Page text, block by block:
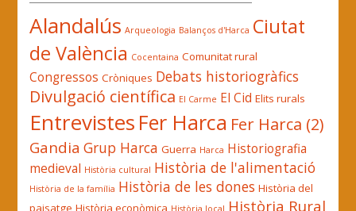
Alandalús Arqueologia Balanços d'Harca Ciutat
de València Cocentaina Comunitat rural
Congressos Cròniques Debats historiogràfics
Divulgació científica El Carme El Cid Elits rurals
Entrevistes Fer Harca Fer Harca (2)
Gandia Grup Harca Guerra Harca Historiografia
medieval Història cultural Història de l'alimentació
Història de la família Història de les dones Història del
paisatge Història econòmica Història local Història Rural